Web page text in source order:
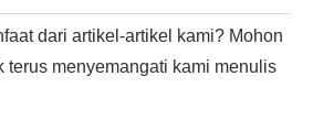
dari artikel-artikel kami? Mohon
terus menyemangati kami menulis